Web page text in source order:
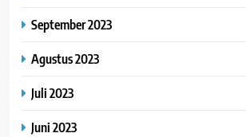
September 2023
Agustus 2023
Juli 2023
Juni 2023